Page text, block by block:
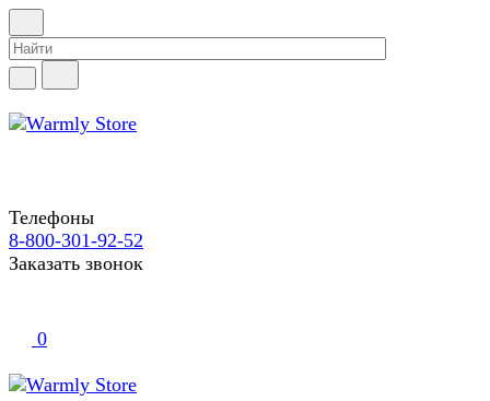
Телефоны
8-800-301-92-52
Заказать звонок
0